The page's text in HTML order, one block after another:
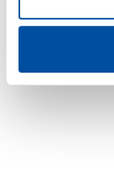
Rubrik